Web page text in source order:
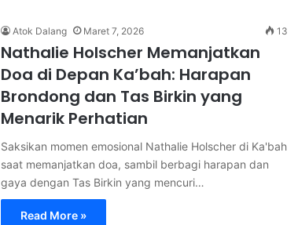
Atok Dalang Maret 7, 2026 13
Nathalie Holscher Memanjatkan
Doa di Depan Ka’bah: Harapan
Brondong dan Tas Birkin yang
Menarik Perhatian
Saksikan momen emosional Nathalie Holscher di Ka'bah
saat memanjatkan doa, sambil berbagi harapan dan
gaya dengan Tas Birkin yang mencuri…
Read More »